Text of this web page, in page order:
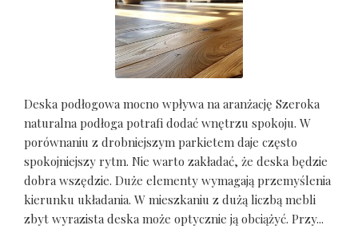
Deska podłogowa mocno wpływa na aranżację Szeroka
naturalna podłoga potrafi dodać wnętrzu spokoju. W
porównaniu z drobniejszym parkietem daje często
spokojniejszy rytm. Nie warto zakładać, że deska będzie
dobra wszędzie. Duże elementy wymagają przemyślenia
kierunku układania. W mieszkaniu z dużą liczbą mebli
zbyt wyrazista deska może optycznie ją obciążyć. Przy...